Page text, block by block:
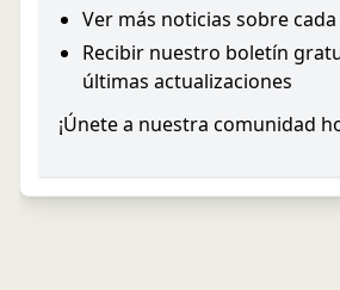
Ver más noticias sobre
Recibir nuestro boletín
últimas actualizaciones
¡Únete a nuestra comunidad